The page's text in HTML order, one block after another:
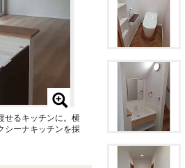
せるキッチンに。横
シーナキッチンを採